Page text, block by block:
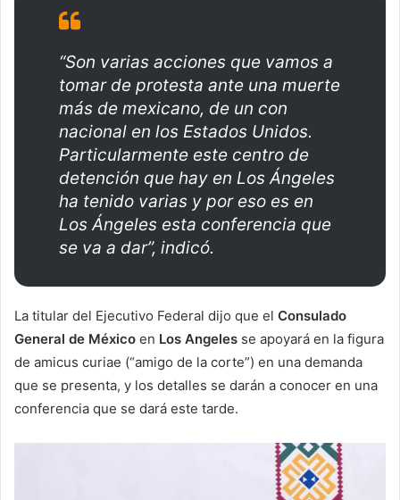
“Son varias acciones que vamos a
tomar de protesta ante una muerte
más de mexicano, de un con
nacional en los Estados Unidos.
Particularmente este centro de
detención que hay en Los Ángeles
ha tenido varias y por eso es en
Los Ángeles esta conferencia que
se va a dar”, indicó.
La titular del Ejecutivo Federal dijo que el Consulado
General de México en Los Angeles se apoyará en la figura
de amicus curiae (“amigo de la corte”) en una demanda
que se presenta, y los detalles se darán a conocer en una
conferencia que se dará este tarde.